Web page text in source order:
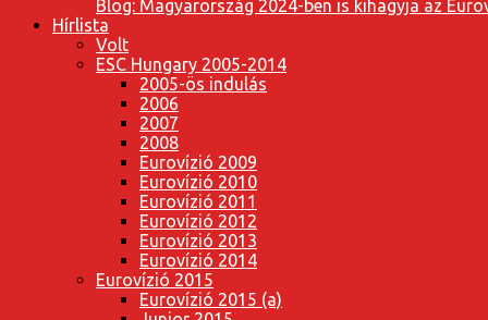
Blog: Magyarország 2024-ben is kihagyja az
Hírlista
Volt
ESC Hungary 2005-2014
2005-ös indulás
2006
2007
2008
Eurovízió 2009
Eurovízió 2010
Eurovízió 2011
Eurovízió 2012
Eurovízió 2013
Eurovízió 2014
Eurovízió 2015
Eurovízió 2015 (a)